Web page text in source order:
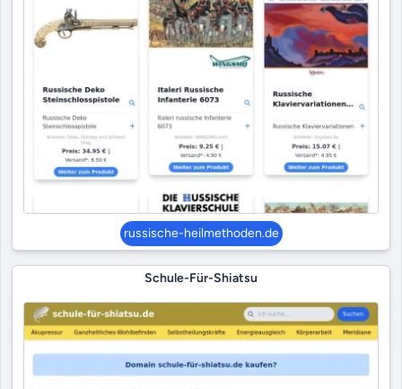
russische-heilmethoden.de
Schule-Für-Shiatsu